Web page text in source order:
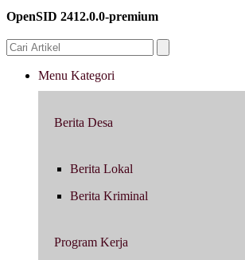
OpenSID 2412.0.0-premium
Menu Kategori
Berita Desa
Berita Lokal
Berita Kriminal
Program Kerja